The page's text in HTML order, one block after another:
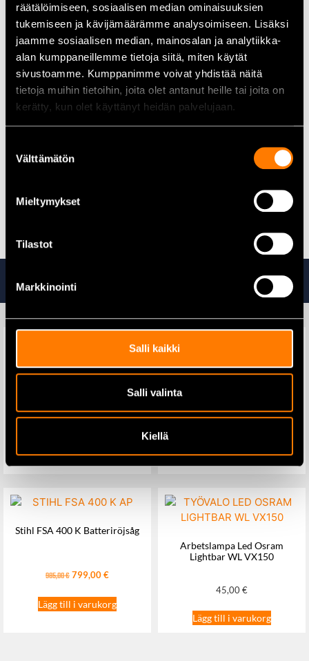
räätälöimiseen, sosiaalisen median ominaisuuksien
tukemiseen ja kävijämäärämme analysoimiseen. Lisäksi
jaamme sosiaalisen median, mainosalan ja analytiikka-
alan kumppaneillemme tietoja siitä, miten käytät
sivustoamme. Kumppanimme voivat yhdistää näitä
tietoja muihin tietoihin, joita olet antanut heille tai joita on
kerätty, kun olet käyttänyt heidän palvelujaan.
valinta
Välttämätön
Mieltymykset
Tilastot
Markkinointi
Salli kaikki
Salli valinta
Kiellä
Produktnummer:5468718-01
EAN-kod:7333377534056
Kompatibilitet:Passar de flesta högtryckstvättar som
tillbehör.
Användningsområden
Användning där effektiv och justerbar skumbildning krävs.
Alla tillbehör till högtryckstvättar hittar du här
mobil tank med vagn och
Lägg till i varukorg
Batteridriven ryggburen
Lägg till i varukorg
Stihl FSA 400 K Batteriröjsåg
985,00€799,00€
Lägg till i varukorg
Arbetslampa Led Osram
Lightbar WL VX150
45,00€
Lägg till i varukorg